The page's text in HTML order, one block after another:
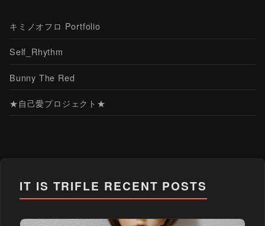
キミノオフロ Portfolio
Self_Rhythm
Bunny The Red
★自己愛プロジェクト★
IT IS TRIFLE RECENT POSTS